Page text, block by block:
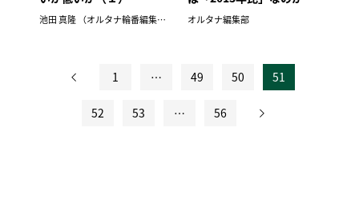
池田 真隆 （オルタナ輪番編集長） オルタナ編集部
1 … 49 50 51
52 53 … 56